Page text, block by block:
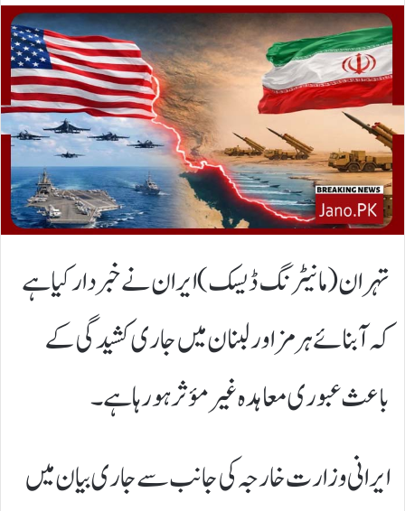
تہران (مانیٹرنگ ڈیسک) ایران نے خبردار کیا ہے
کہ آبنائے ہرمز اور لبنان میں جاری کشیدگی کے
باعث عبوری معاہدہ غیر مؤثر ہو رہا ہے۔
ایرانی وزارت خارجہ کی جانب سے جاری بیان میں